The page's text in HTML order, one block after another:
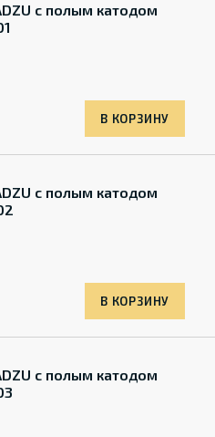
с полым катодом
В КОРЗИНУ
с полым катодом
В КОРЗИНУ
с полым катодом